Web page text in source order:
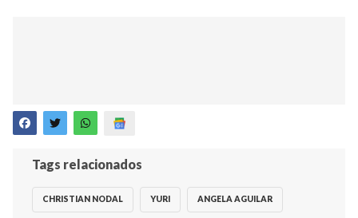
Tags relacionados
CHRISTIAN NODAL YURI ANGELA AGUILAR